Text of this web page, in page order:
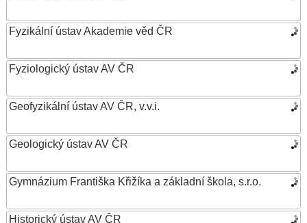
Fyzikální ústav Akademie věd ČR
Fyziologický ústav AV ČR
Geofyzikální ústav AV ČR, v.v.i.
Geologický ústav AV ČR
Gymnázium Františka Křižíka a základní škola, s.r.o.
Historický ústav AV ČR